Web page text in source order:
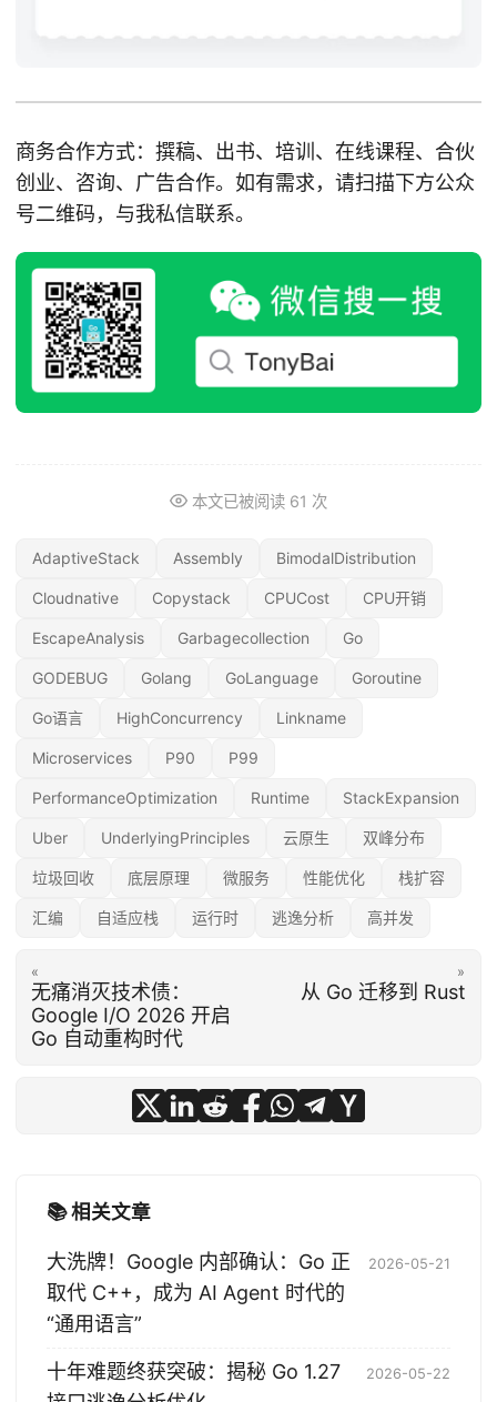
商务合作方式：撰稿、出书、培训、在线课程、合伙
创业、咨询、广告合作。如有需求，请扫描下方公众
号二维码，与我私信联系。
本文已被阅读 61 次
AdaptiveStack Assembly BimodalDistribution
Cloudnative Copystack CPUCost CPU开销
EscapeAnalysis Garbagecollection Go
GODEBUG Golang GoLanguage Goroutine
Go语言 HighConcurrency Linkname
Microservices P90 P99
PerformanceOptimization Runtime StackExpansion
Uber UnderlyingPrinciples 云原生 双峰分布
垃圾回收 底层原理 微服务 性能优化 栈扩容
汇编 自适应栈 运行时 逃逸分析 高并发
«
无痛消灭技术债：
Google I/O 2026 开启
Go 自动重构时代
»
从 Go 迁移到 Rust
📚 相关文章
大洗牌！Google 内部确认：Go 正
取代 C++，成为 AI Agent 时代的
“通用语言”
2026-05-21
十年难题终获突破：揭秘 Go 1.27
2026-05-22